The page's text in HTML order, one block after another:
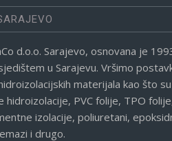
d.o.o. Sarajevo, osnovana je
u Sarajevu. Vršimo
materijala kao što su
hidroizolacije, PVC folije, TPO
izolacije, poliuretani,
i drugo.